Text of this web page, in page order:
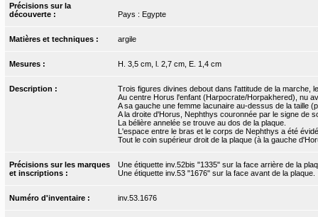
Précisions sur la
découverte :
Pays : Egypte
Matières et techniques : argile
Mesures : H. 3,5 cm, l. 2,7 cm, E. 1,4 cm
Description :
Trois figures divines debout dans l'attitude de la marche,
Au centre Horus l'enfant (Harpocrate/Horpakhered), nu
A sa gauche une femme lacunaire au-dessus de la taille
A la droite d'Horus, Nephthys couronnée par le signe de
La bélière annelée se trouve au dos de la plaque.
L'espace entre le bras et le corps de Nephthys a été
Tout le coin supérieur droit de la plaque (à la gauche
Précisions sur les marques
et inscriptions :
Une étiquette inv.52bis "1335" sur la face arrière de la
Une étiquette inv.53 "1676" sur la face avant de la plaque.
Numéro d'inventaire : inv.53.1676